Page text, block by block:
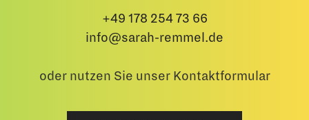
+49 178 254 73 66
info@sarah-remmel.de
oder nutzen Sie unser Kontaktformular